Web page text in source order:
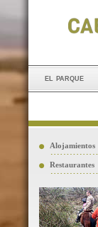
el parque
Alojamientos
Restaurantes